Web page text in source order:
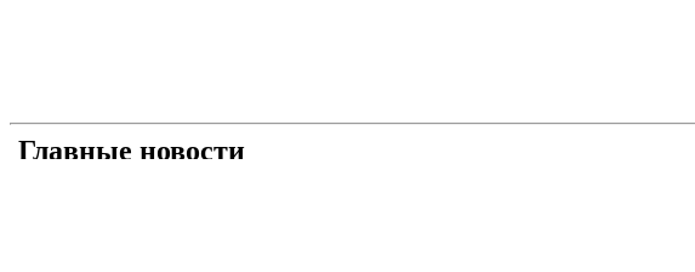
Главные новости